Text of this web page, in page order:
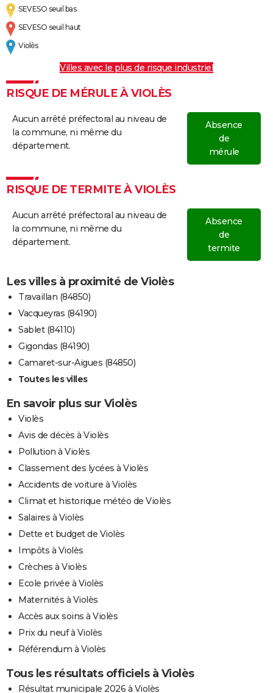
SEVESO seuil bas
SEVESO seuil haut
Violès
Villes avec le plus de risque industriel
RISQUE DE MÉRULE À VIOLÈS
Aucun arrêté préfectoral au niveau de
la commune, ni même du
département.
Absence
de
mérule
RISQUE DE TERMITE À VIOLÈS
Aucun arrêté préfectoral au niveau de
la commune, ni même du
département.
Absence
de
termite
Les villes à proximité de Violès
Travaillan (84850)
Vacqueyras (84190)
Sablet (84110)
Gigondas (84190)
Camaret-sur-Aigues (84850)
Toutes les villes
En savoir plus sur Violès
Violès
Avis de décès à Violès
Pollution à Violès
Classement des lycées à Violès
Accidents de voiture à Violès
Climat et historique météo de Violès
Salaires à Violès
Dette et budget de Violès
Impôts à Violès
Crèches à Violès
Ecole privée à Violès
Maternités à Violès
Accès aux soins à Violès
Prix du neuf à Violès
Référendum à Violès
Tous les résultats officiels à Violès
Résultat municipale 2026 à Violès